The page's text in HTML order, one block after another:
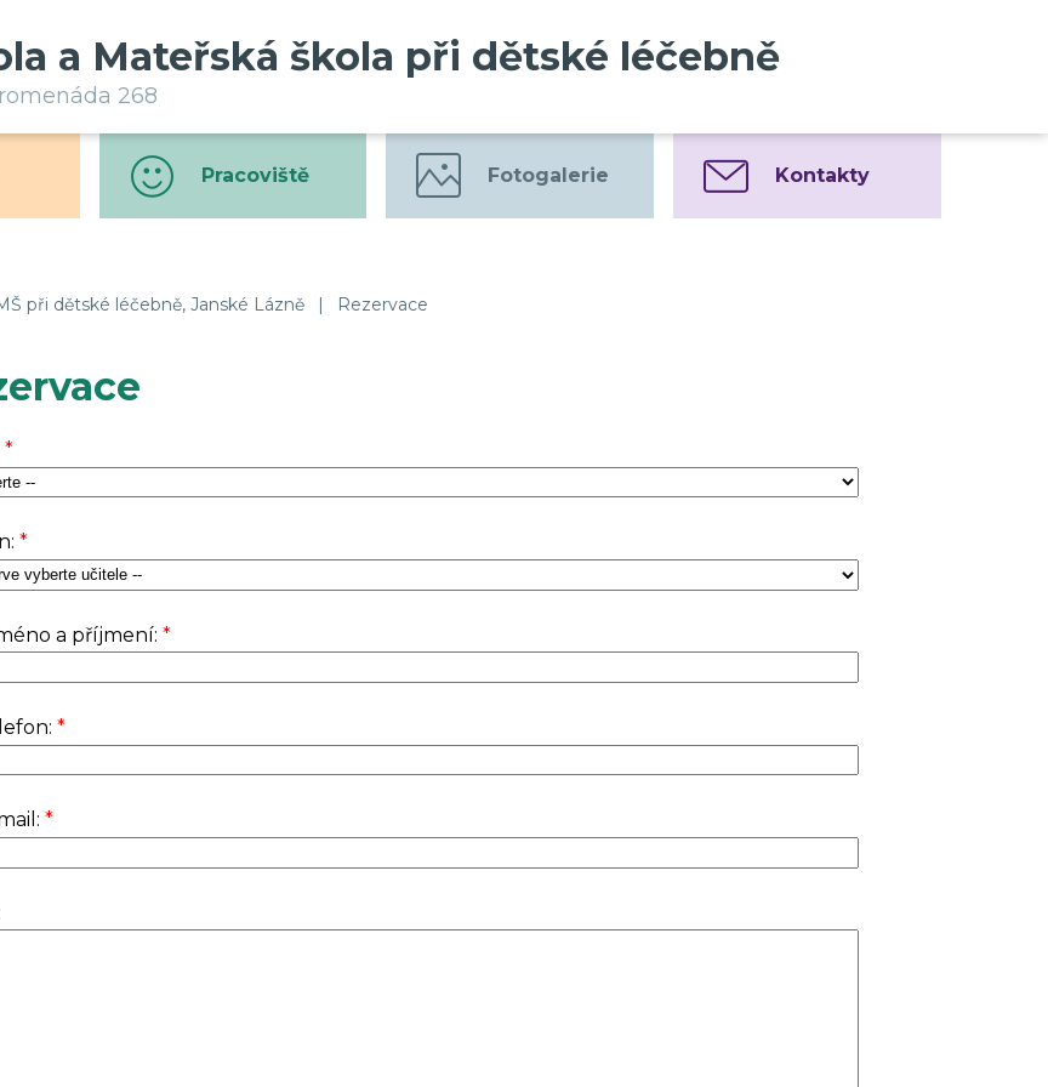
a Mateřská škola při dětské léčebně
268
Pracoviště Fotogalerie Kontakty
při dětské léčebně, Janské Lázně | Rezervace
*
*
a příjmení: *
*
*